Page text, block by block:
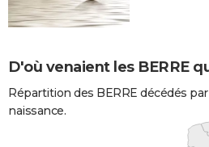
D'où venaient les BERRE
Répartition des BERRE décédés
naissance.